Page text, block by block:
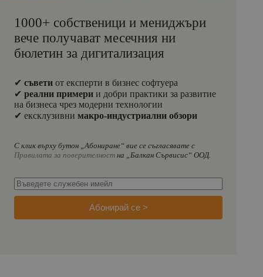
1000+ собственици и мениджъри
вече получават месечния ни
бюлетин за дигитализация
✔ съвети от експерти в бизнес софтуера
✔ реални примери и добри практики за развитие
на бизнеса чрез модерни технологии
✔ ексклузивни макро-индустриални обзори
С клик върху бутон „Абониране“ вие се съгласявате с
Правилата за поверителност на „Балкан Сървисис“ ООД.
Абонирай се >